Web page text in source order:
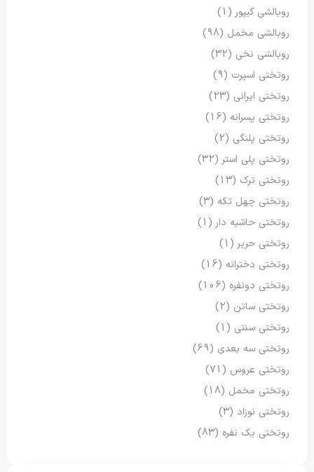
روبالشی گیپور (1)
روبالشی مخمل (98)
روبالشی نخی (32)
روتختی اسپرت (9)
روتختی ایرانی (23)
روتختی پسرانه (16)
روتختی پلنگی (2)
روتختی پلی استر (32)
روتختی ترک (13)
روتختی چهل تکه (3)
روتختی حاشیه دار (1)
روتختی حریر (1)
روتختی دخترانه (16)
روتختی دونفره (106)
روتختی ساتن (2)
روتختی سنتی (1)
روتختی سه بعدی (69)
روتختی عروس (71)
روتختی مخمل (18)
روتختی نوزاد (3)
روتختی یک نفره (83)